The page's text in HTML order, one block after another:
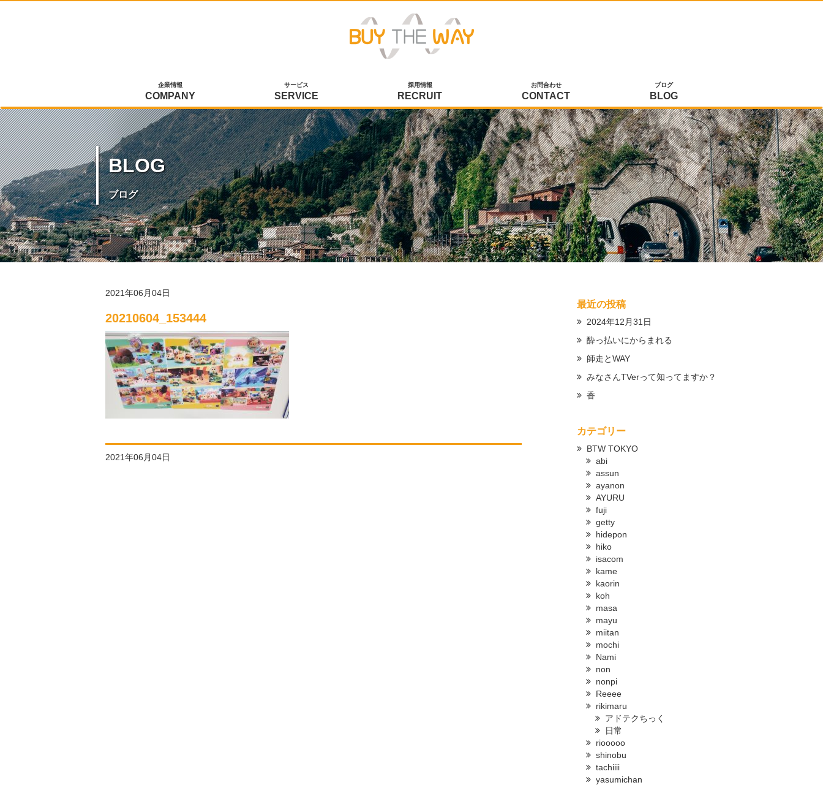
企業情報
COMPANY
サービス
SERVICE
採用情報
RECRUIT
お問合わせ
CONTACT
ブログ
BLOG
BLOG
ブログ
2021年06月04日
20210604_153444
2021年06月04日
最近の投稿
2024年12月31日
酔っ払いにからまれる
師走とWAY
みなさんTVerって知ってますか？
香
カテゴリー
BTW TOKYO
abi
assun
ayanon
AYURU
fuji
getty
hidepon
hiko
isacom
kame
kaorin
koh
masa
mayu
miitan
mochi
Nami
non
nonpi
Reeee
rikimaru
アドテクちっく
日常
riooooo
shinobu
tachiiii
yasumichan